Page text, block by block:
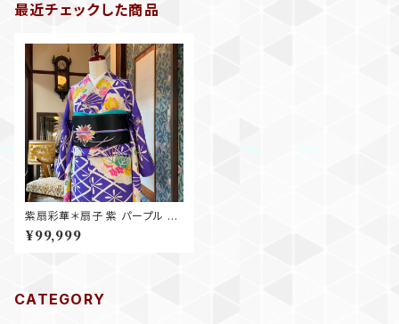
最近チェックした商品
紫扇彩華＊扇子 紫 パープル 椿
梅 桐 花 袴 卒業式 アンティー
ク小紋着物 A998
¥99,999
CATEGORY